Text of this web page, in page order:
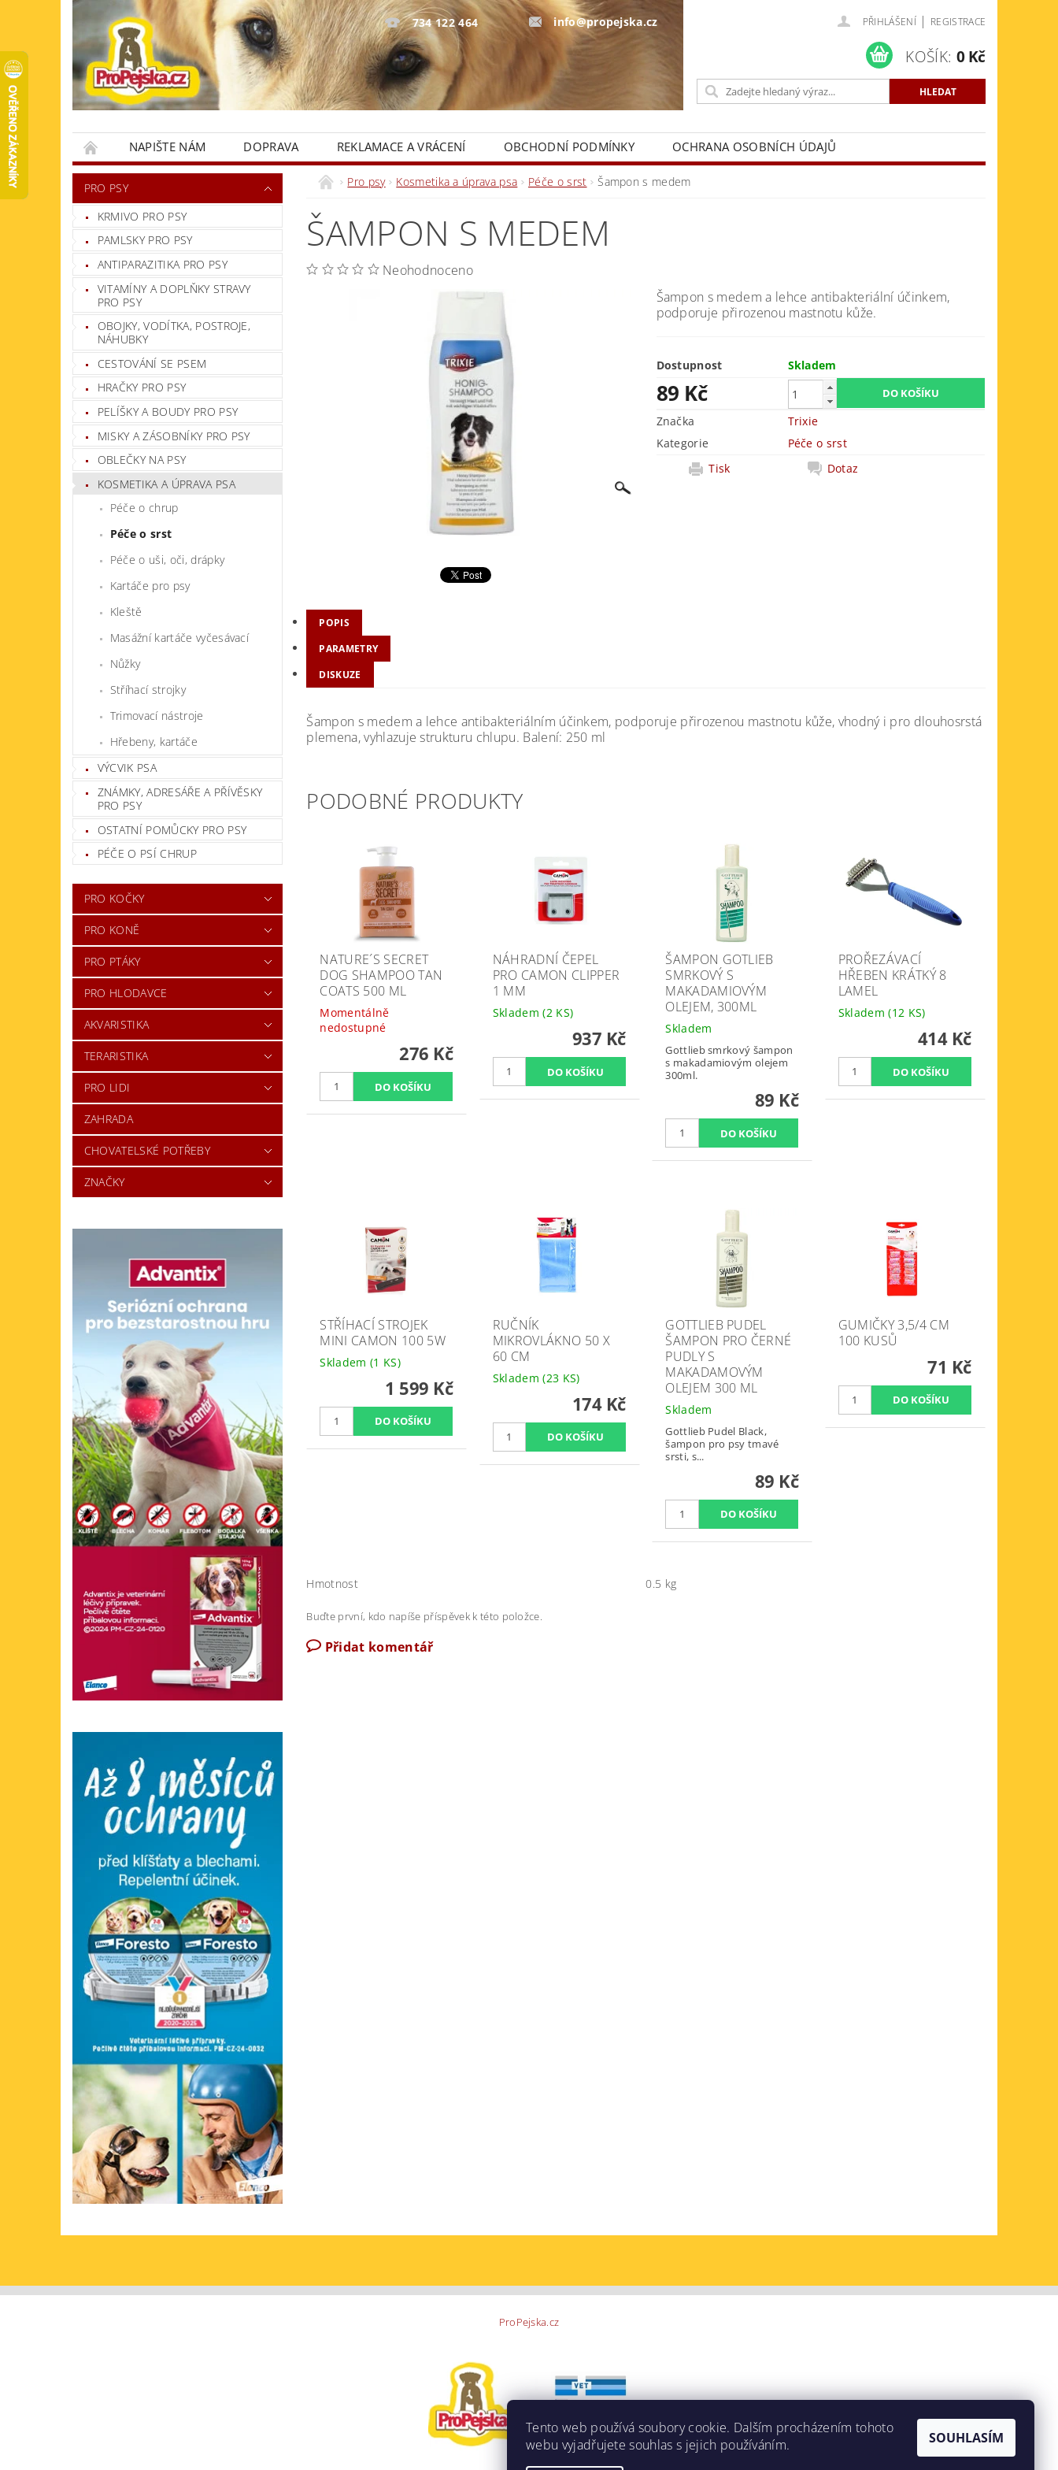
734 122 464 info@propejska.cz PŘIHLÁŠENÍ | REGISTRACE
KOŠÍK: 0 Kč
NAPIŠTE NÁM DOPRAVA REKLAMACE A VRÁCENÍ OBCHODNÍ PODMÍNKY
OCHRANA OSOBNÍCH ÚDAJŮ
KONTAKTY
PRO PSY
KRMIVO PRO PSY
PAMLSKY PRO PSY
ANTIPARAZITIKA PRO PSY
VITAMÍNY A DOPLŇKY STRAVY
PRO PSY
OBOJKY, VODÍTKA, POSTROJE,
NÁHUBKY
CESTOVÁNÍ SE PSEM
HRAČKY PRO PSY
PELÍŠKY A BOUDY PRO PSY
MISKY A ZÁSOBNÍKY PRO PSY
OBLEČKY NA PSY
KOSMETIKA A ÚPRAVA PSA
Péče o chrup
Péče o srst
Péče o uši, oči, drápky
Kartáče pro psy
Kleště
Masážní kartáče vyčesávací
Nůžky
Stříhací strojky
Trimovací nástroje
Hřebeny, kartáče
VÝCVIK PSA
ZNÁMKY, ADRESÁŘE A PŘÍVĚSKY
PRO PSY
OSTATNÍ POMŮCKY PRO PSY
PÉČE O PSÍ CHRUP
PRO KOČKY
PRO KONĚ
PRO PTÁKY
PRO HLODAVCE
AKVARISTIKA
TERARISTIKA
PRO LIDI
ZAHRADA
CHOVATELSKÉ POTŘEBY
ZNAČKY
Pro psy Kosmetika a úprava psa Péče o srst Šampon s medem
ŠAMPON S MEDEM
Neohodnoceno
Šampon s medem a lehce antibakteriální účinkem,
podporuje přirozenou mastnotu kůže.
Dostupnost Skladem
89 Kč
Značka
Trixie
Kategorie
Péče o srst
Tisk
Dotaz
POPIS
PARAMETRY
DISKUZE
Šampon s medem a lehce antibakteriálním účinkem, podporuje přirozenou mastnotu kůže, vhodný i pro dlouhosrstá
plemena, vyhlazuje strukturu chlupu. Balení: 250 ml
PODOBNÉ PRODUKTY
NATURE´S SECRET
DOG SHAMPOO TAN
COATS 500 ML
Momentálně
nedostupné
276 Kč
NÁHRADNÍ ČEPEL
PRO CAMON CLIPPER
1 MM
Skladem(2 KS)
937 Kč
ŠAMPON GOTLIEB
SMRKOVÝ S
MAKADAMIOVÝM
OLEJEM, 300ML
Skladem
Gottlieb smrkový šampon
s makadamiovým olejem
300ml.
89 Kč
PROŘEZÁVACÍ
HŘEBEN KRÁTKÝ 8
LAMEL
Skladem(12 KS)
414 Kč
STŘÍHACÍ STROJEK
MINI CAMON 100 5W
Skladem (1 KS)
1 599 Kč
RUČNÍK
MIKROVLÁKNO 50 X
60 CM
Skladem(23 KS)
174 Kč
GOTTLIEB PUDEL
ŠAMPON PRO ČERNÉ
PUDLY S
MAKADAMOVÝM
OLEJEM 300 ML
Skladem
Gottlieb Pudel Black,
šampon pro psy tmavé
srsti, s...
89 Kč
GUMIČKY 3,5/4 CM
100 KUSŮ
71 Kč
Hmotnost 0.5 kg
Buďte první, kdo napíše příspěvek k této položce.
Přidat komentář
ProPejska.cz
Tento web používá soubory cookie. Dalším procházením tohoto
webu vyjadřujete souhlas s jejich používáním.
SOUHLASÍM